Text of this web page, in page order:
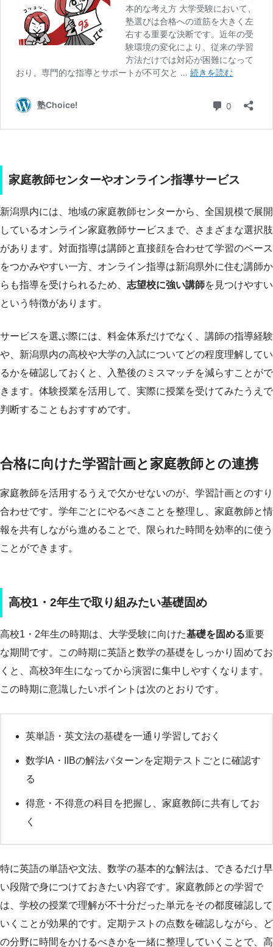
家庭教師センターやオンライン指導サービス
新潟県内には、地域の家庭教師センターから、全国規模で展開
しているオンライン家庭教師サービスまで、さまざまな選択肢
があります。対面指導は講師と直接顔を合わせて学習のペース
をつかみやすい一方、オンライン指導は新潟県外に住む講師か
らも指導を受けられるため、 志望校に強い講師を見つけやすい
という特徴があります。
サービスを選ぶ際には、料金体系だけでなく、講師の指導経験
や、新潟県内の高校や大学の入試についてどの程度理解してい
るかを確認しておくと、入塾後のミスマッチを減らすことがで
きます。体験授業を活用して、実際に授業を受けてみたうえで
判断することもおすすめです。
合格に向けた学習計画と家庭教師との連携
家庭教師を活用するうえで欠かせないのが、学習計画とのすり
合わせです。学年ごとにやるべきことを整理し、家庭教師と情
報を共有しながら進めることで、限られた時間を効率的に使う
ことができます。
高校1・2年生で取り組みたい基礎固め
高校1・2年生の時期は、大学受験に向けた基礎を固める重要
な期間です。この時期に英語と数学の基礎をしっかり固めてお
くと、高校3年生になってから演習に集中しやすくなります。
この時期に意識したいポイントは次のとおりです。
英単語・英文法の基礎を一通り学習しておく
数学IA・IIBの解法パターンを定期テストごとに確認す
る
得意・不得意の科目を把握し、家庭教師に共有してお
く
特に英語の単語や文法、数学の基本的な解法は、できるだけ早
い段階で身につけておきたい内容です。家庭教師との学習で
は、学校の授業で理解が不十分だった単元をその都度確認して
いくことが効果的です。定期テストの点数を確認しながら、ど
の分野に時間をかけるべきかを一緒に整理していくことで、高